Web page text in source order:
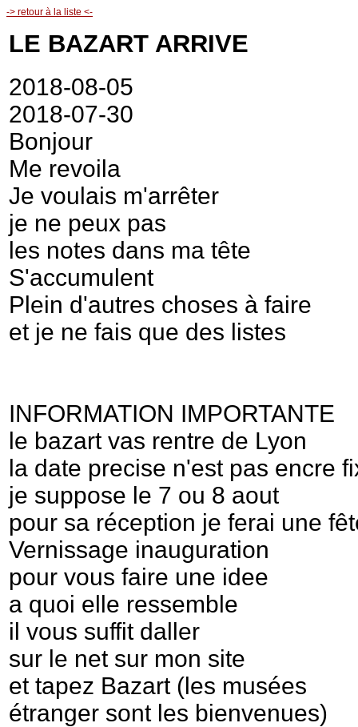
-> retour à la liste <-
LE BAZART ARRIVE
2018-08-05
2018-07-30
Bonjour
Me revoila
Je voulais m'arrêter
je ne peux pas
les notes dans ma tête
S'accumulent
Plein d'autres choses à faire
et je ne fais que des listes
INFORMATION IMPORTANTE
le bazart vas rentre de Lyon
la date precise n'est pas encre
je suppose le 7 ou 8 aout
pour sa réception je ferai une
Vernissage inauguration
pour vous faire une idee
a quoi elle ressemble
il vous suffit daller
sur le net sur mon site
et tapez Bazart (les musées
étranger sont les bienvenues)